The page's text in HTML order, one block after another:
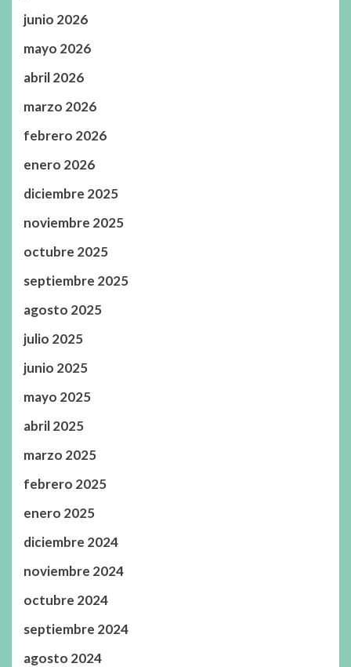
junio 2026
mayo 2026
abril 2026
marzo 2026
febrero 2026
enero 2026
diciembre 2025
noviembre 2025
octubre 2025
septiembre 2025
agosto 2025
julio 2025
junio 2025
mayo 2025
abril 2025
marzo 2025
febrero 2025
enero 2025
diciembre 2024
noviembre 2024
octubre 2024
septiembre 2024
agosto 2024